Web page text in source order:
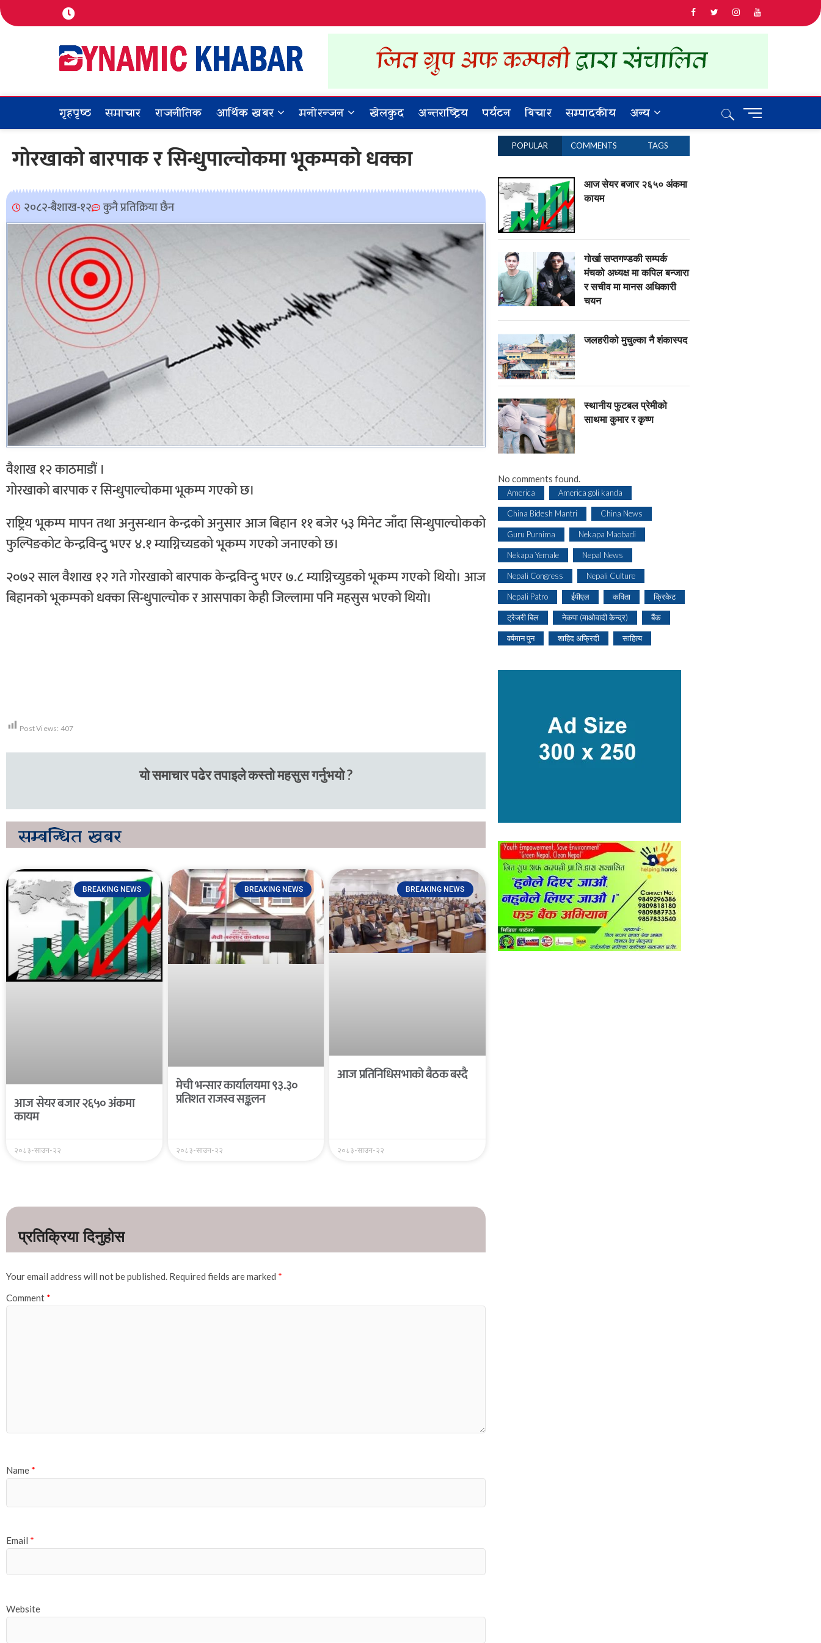
Dynamic Khabar
ALL NEWS IN NEPAL
गृहपृष्ठ समाचार राजनीतिक आर्थिक खबर मनोरन्जन खेलकुद अन्तराष्ट्रिय पर्यटन बिचार सम्पादकीय अन्य
M
गोरखाको बारपाक र सिन्धुपाल्चोकमा भूकम्पको धक्का
२०८२-बैशाख-१२ कुनै प्रतिक्रिया छैन
वैशाख १२ काठमाडौं ।
गोरखाको बारपाक र सिन्धुपाल्चोकमा भूकम्प गएको छ।
राष्ट्रिय भूकम्प मापन तथा अनुसन्धान केन्द्रको अनुसार आज बिहान ११ बजेर ५३ मिनेट जाँदा सिन्धुपाल्चोकको
फुल्पिङकोट केन्द्रविन्दुु भएर ४.१ म्याग्निच्यडको भूकम्प गएको जनाएको छ।
२०७२ साल वैशाख १२ गते गोरखाको बारपाक केन्द्रविन्दु भएर ७.८ म्याग्निच्युडको भूकम्प गएको थियो। आज
बिहानको भूकम्पको धक्का सिन्धुपाल्चोक र आसपाका केही जिल्लामा पनि महसुस भएको थियो।
Post Views: 407
यो समाचार पढेर तपाइले कस्तो महसुस गर्नुभयो ?
सम्बन्धित खबर
BREAKING NEWS
आज सेयर बजार २६५० अंकमा
कायम
२०८३-साउन-२२
BREAKING NEWS
मेची भन्सार कार्यालयमा ९३.३०
प्रतिशत राजस्व सङ्कलन
२०८३-साउन-२२
BREAKING NEWS
आज प्रतिनिधिसभाको बैठक बस्दै
२०८३-साउन-२२
Your email address will not be published. Required fields are marked *
Comment *
Name *
Email *
Website
POPULAR COMMENTS TAGS
आज सेयर बजार २६५० अंकमा
कायम
गोर्खा सप्तगण्डकी सम्पर्क
मंचको अध्यक्ष मा कपिल बन्जारा
र सचीव मा मानस अधिकारी
चयन
जलहरीको मुचुल्का नै शंंकास्पद
स्थानीय फुटबल प्रेमीको
साथमा कुमार र कृष्ण
No comments found.
America America goli kanda
China Bidesh Mantri China News
Guru Purnima Nekapa Maobadi
Nekapa Yemale Nepal News
Nepali Congress Nepali Culture
Nepali Patro ईपीएल कविता क्रिकेट
ट्रेजरी बिल नेकपा (माओवादी केन्द्र) बैंक
वर्षमान पुन शाहिद अफ्रिदी साहित्य